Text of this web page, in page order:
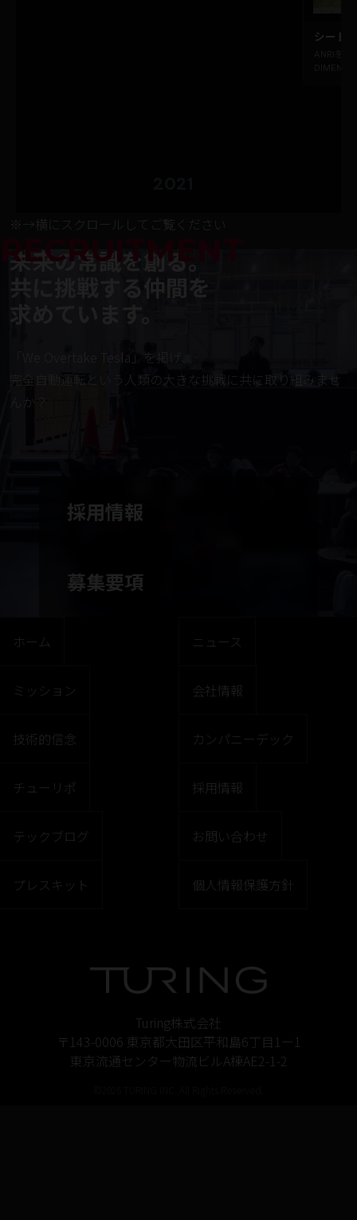
※→横にスクロールしてご覧ください
RECRUITMENT
未来の常識を創る。
共に挑戦する仲間を
求めています。
「We Overtake Tesla」を掲げ、
完全自動運転という人類の大きな挑戦に共に取り組みませ
んか？
採用情報
募集要項
Turing株式会社
〒143-0006 東京都大田区平和島6丁目1ー1
東京流通センター物流ビルA棟AE2-1-2
ホーム
ミッション
技術的信念
チューリポ
テックブログ
プレスキット
ニュース
会社情報
カンパニーデック
採用情報
お問い合わせ
個人情報保護方針